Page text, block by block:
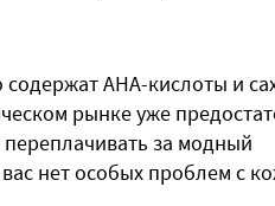
AHA-кислоты и
рынке уже
за модный
нет особых проблем с